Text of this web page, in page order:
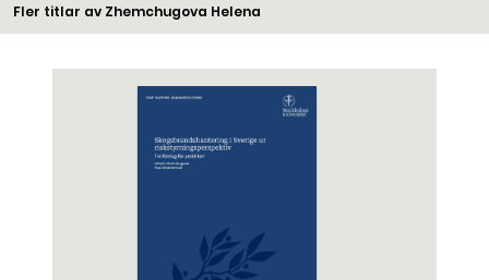
Fler titlar av Zhemchugova Helena